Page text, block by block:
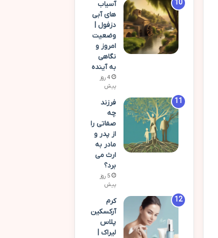
آسیاب
های آبی
دزفول |
وضعیت
امروز و
نگاهی
به آینده
4 روز
پیش
فرزند
چه
صفاتی را
از پدر و
مادر به
ارث می
برد؟
5 روز
پیش
کرم
آرکسکین
پلاس
لیراک |